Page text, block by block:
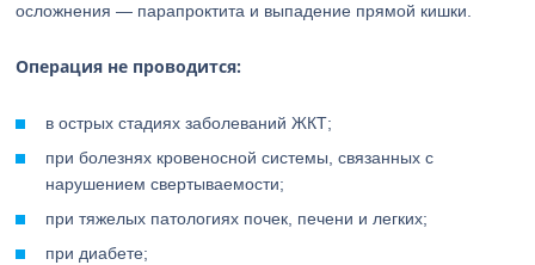
осложнения — парапроктита и выпадение прямой кишки.
Операция не проводится:
в острых стадиях заболеваний ЖКТ;
при болезнях кровеносной системы, связанных с
нарушением свертываемости;
при тяжелых патологиях почек, печени и легких;
при диабете;